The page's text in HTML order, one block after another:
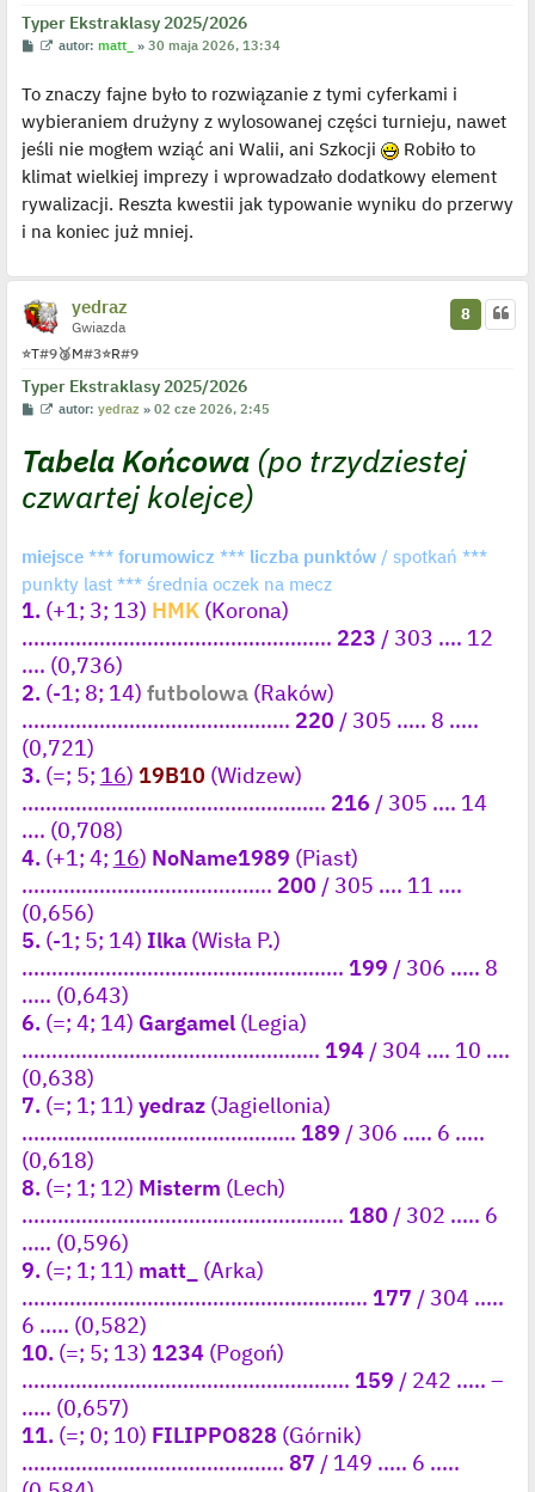
s
t
Typer Ekstraklasy 2025/2026
P
t
W
w
e
o
j
e
d
c
y
p
s
autor:matt_ »30 maja 2026, 13:34
To znaczy fajne było to rozwiązanie z tymi cyferkami i
wybieraniem drużyny z wylosowanej części turnieju, nawet
jeśli nie mogłem wziąć ani Walii, ani Szkocji
Robiło to
klimat wielkiej imprezy i wprowadzało dodatkowy element
rywalizacji. Reszta kwestii jak typowanie wyniku do przerwy
i na koniec już mniej.
yedraz
Gwiazda
⭐T#9🥉M#3⭐R#9
Typer Ekstraklasy 2025/2026
8
P
t
W
w
i
t
o
j
e
d
y
c
z
y
p
autor:yedraz »02 cze 2026, 2:45
Tabela Końcowa(po trzydziestej
czwartej kolejce)
miejsce*** forumowicz *** liczba punktów/ spotkań ***
punkty last *** średnia oczek na mecz
1.(+1; 3; 13) HMK(Korona)
.................................................... 223 / 303 .... 12
.... (0,736)
2.(-1; 8; 14) futbolowa(Raków)
............................................. 220 / 305 ..... 8 .....
(0,721)
3.(=; 5; 16) 19B10 (Widzew)
................................................... 216 / 305 .... 14
.... (0,708)
4.(+1; 4; 16) NoName1989 (Piast)
.......................................... 200 / 305 .... 11 ....
(0,656)
5.(-1; 5; 14) Ilka(Wisła P.)
...................................................... 199 / 306 ..... 8
..... (0,643)
6.(=; 4; 14) Gargamel(Legia)
.................................................. 194/ 304 .... 10 ....
(0,638)
7.(=; 1; 11) yedraz(Jagiellonia)
.............................................. 189 / 306 ..... 6 .....
(0,618)
8.(=; 1; 12) Misterm (Lech)
...................................................... 180 / 302 ..... 6
..... (0,596)
9.(=; 1; 11) matt_
(Arka)
.......................................................... 177 / 304 .....
6 ..... (0,582)
10.(=; 5; 13) 1234(Pogoń)
....................................................... 159 / 242 ..... –
..... (0,657)
11.(=; 0; 10) FILIPPO828 (Górnik)
............................................ 87 / 149 ..... 6 .....